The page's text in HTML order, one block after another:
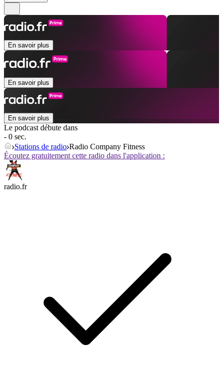
En savoir plus
En savoir plus
En savoir plus
Le podcast débute dans
- 0 sec.
Stations de radio Radio Company Fitness
Écoutez gratuitement cette radio dans l'application :
radio.fr